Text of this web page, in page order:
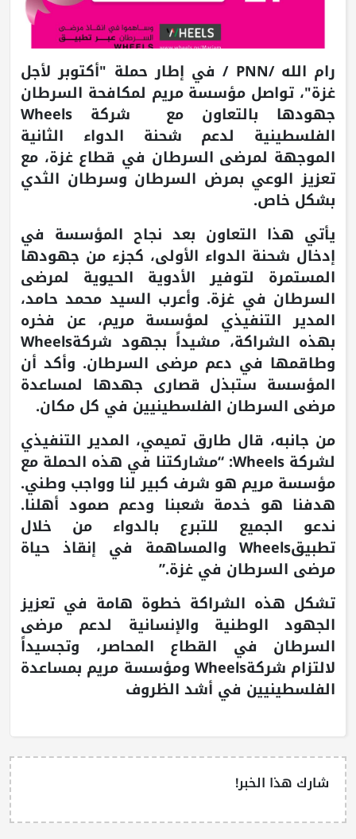
رام الله /PNN / في إطار حملة "أكتوبر لأجل
غزة"، تواصل مؤسسة مريم لمكافحة السرطان
جهودها بالتعاون مع شركة Wheels
الفلسطينية لدعم شحنة الدواء الثانية
الموجهة لمرضى السرطان في قطاع غزة، مع
تعزيز الوعي بمرض السرطان وسرطان الثدي
بشكل خاص.
يأتي هذا التعاون بعد نجاح المؤسسة في
إدخال شحنة الدواء الأولى، كجزء من جهودها
المستمرة لتوفير الأدوية الحيوية لمرضى
السرطان في غزة. وأعرب السيد محمد حامد،
المدير التنفيذي لمؤسسة مريم، عن فخره
بهذه الشراكة، مشيداً بجهود شركةWheels
وطاقمها في دعم مرضى السرطان. وأكد أن
المؤسسة ستبذل قصارى جهدها لمساعدة
مرضى السرطان الفلسطينيين في كل مكان.
من جانبه، قال طارق تميمي، المدير التنفيذي
لشركة Wheels: “مشاركتنا في هذه الحملة مع
مؤسسة مريم هو شرف كبير لنا وواجب وطني.
هدفنا هو خدمة شعبنا ودعم صمود أهلنا.
ندعو الجميع للتبرع بالدواء من خلال
تطبيقWheels والمساهمة في إنقاذ حياة
مرضى السرطان في غزة.”
تشكل هذه الشراكة خطوة هامة في تعزيز
الجهود الوطنية والإنسانية لدعم مرضى
السرطان في القطاع المحاصر، وتجسيداً
لالتزام شركةWheels ومؤسسة مريم بمساعدة
الفلسطينيين في أشد الظروف
شارك هذا الخبر!